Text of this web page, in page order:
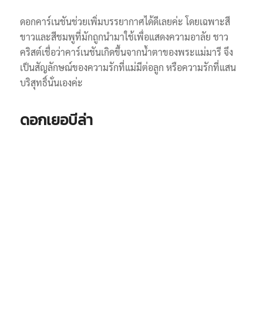
ดอกคาร์เนชันช่วยเพิ่มบรรยากาศได้ดีเลยค่ะ โดยเฉพาะสี
ขาวและสีชมพูที่มักถูกนำมาใช้เพื่อแสดงความอาลัย ชาว
คริสต์เชื่อว่าคาร์เนชันเกิดขึ้นจากน้ำตาของพระแม่มารี จึง
เป็นสัญลักษณ์ของความรักที่แม่มีต่อลูก หรือความรักที่แสน
บริสุทธิ์นั่นเองค่ะ
ดอกเยอบีล่า